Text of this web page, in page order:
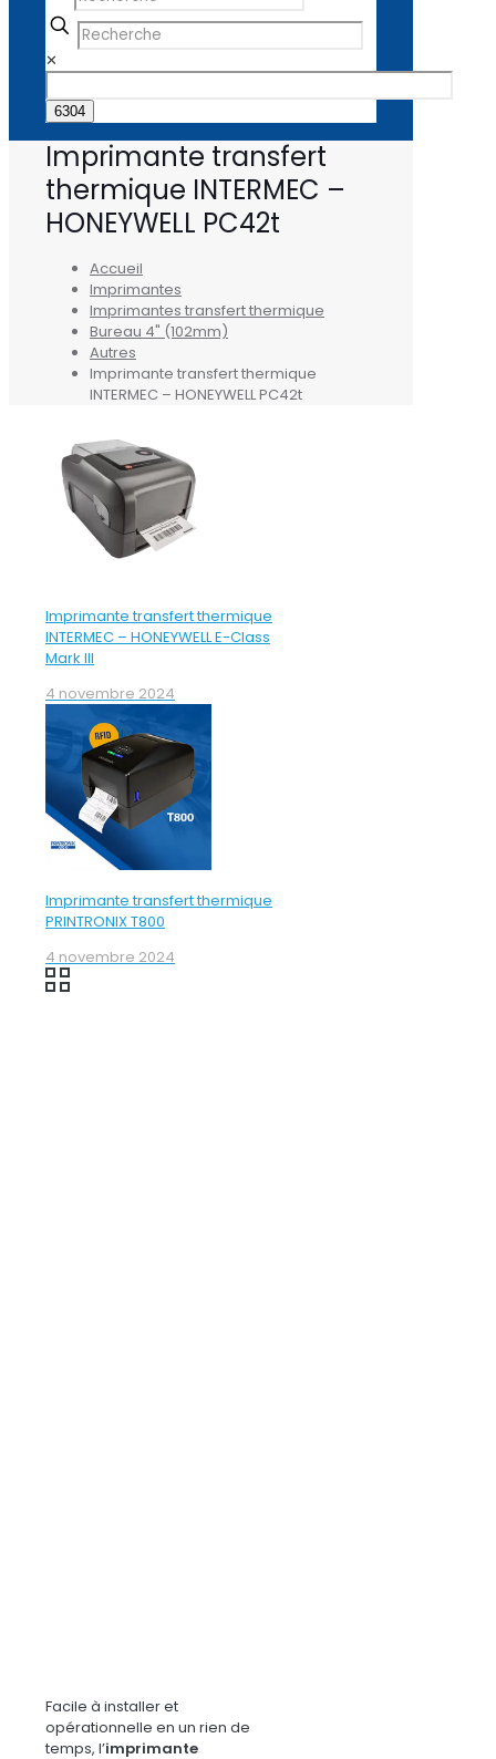
✕
Imprimante transfert
thermique INTERMEC –
HONEYWELL PC42t
Accueil
Imprimantes
Imprimantes transfert thermique
Bureau 4" (102mm)
Autres
Imprimante transfert thermique
INTERMEC – HONEYWELL PC42t
Imprimante transfert thermique
INTERMEC – HONEYWELL E-Class
Mark III
4 novembre 2024
Imprimante transfert thermique
PRINTRONIX T800
4 novembre 2024
Facile à installer et
opérationnelle en un rien de
temps, l’imprimante